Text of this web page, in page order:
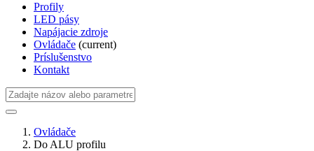
Profily
LED pásy
Napájacie zdroje
Ovládače (current)
Príslušenstvo
Kontakt
Ovládače
Do ALU profilu